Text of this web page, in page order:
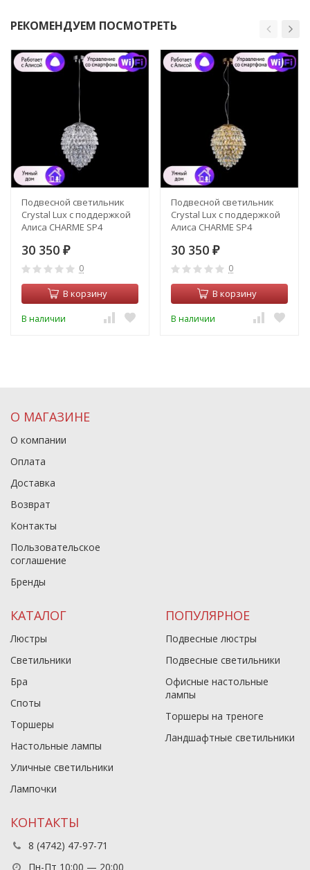
РЕКОМЕНДУЕМ ПОСМОТРЕТЬ
Подвесной светильник
Crystal Lux с поддержкой
Алиса CHARME SP4
30 350 ₽
0
В корзину
В наличии
Подвесной светильник
Crystal Lux с поддержкой
Алиса CHARME SP4
30 350 ₽
0
В корзину
В наличии
О МАГАЗИНЕ
О компании
Оплата
Доставка
Возврат
Контакты
Пользовательское
соглашение
Бренды
КАТАЛОГ
Люстры
Светильники
Бра
Споты
Торшеры
Настольные лампы
Уличные светильники
Лампочки
ПОПУЛЯРНОЕ
Подвесные люстры
Подвесные светильники
Офисные настольные
лампы
Торшеры на треноге
Ландшафтные светильники
КОНТАКТЫ
8 (4742) 47-97-71
Пн-Пт 10:00 — 20:00